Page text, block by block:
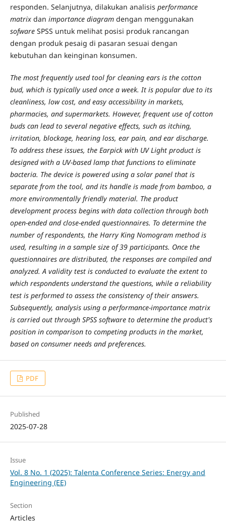
responden. Selanjutnya, dilakukan analisis performance
matrixdan importance diagramdengan menggunakan
sofwareSPSS untuk melihat posisi produk rancangan
dengan produk pesaig di pasaran sesuai dengan
kebutuhan dan keinginan konsumen.
The most frequently used tool for cleaning ears is the cotton
bud, which is typically used once a week. It is popular due to its
cleanliness, low cost, and easy accessibility in markets,
pharmacies, and supermarkets. However, frequent use of cotton
buds can lead to several negative effects, such as itching,
irritation, blockage, hearing loss, ear pain, and ear discharge.
To address these issues, the Earpick with UV Light product is
designed with a UV-based lamp that functions to eliminate
bacteria. The device is powered using a solar panel that is
separate from the tool, and its handle is made from bamboo, a
more environmentally friendly material. The product
development process begins with data collection through both
open-ended and close-ended questionnaires. To determine the
number of respondents, the Harry King Nomogram method is
used, resulting in a sample size of 39 participants. Once the
questionnaires are distributed, the responses are compiled and
analyzed. A validity test is conducted to evaluate the extent to
which respondents understand the questions, while a reliability
test is performed to assess the consistency of their answers.
Subsequently, analysis using a performance-importance matrix
is carried out through SPSS software to determine the product's
position in comparison to competing products in the market,
based on consumer needs and preferences.
PDF
Published
2025-07-28
Issue
Vol. 8 No. 1 (2025): Talenta Conference Series: Energy and
Engineering (EE)
Section
Articles